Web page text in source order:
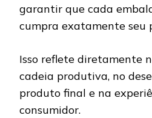
garantir que cada
cumpra exatamente seu
Isso reflete diretamente
cadeia produtiva, no
produto final e na
consumidor.